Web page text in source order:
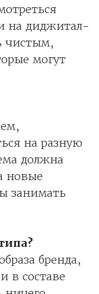
на диджитал-
чистым,
могут
на разную
должна
новые
занимать
бренда,
в составе